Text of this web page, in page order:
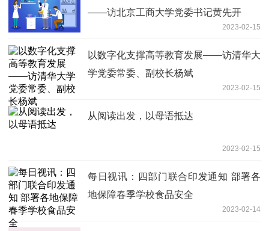
——访北京工商大学党委书记黄先开
2023-02-15
以数字化支撑高等教育发展——访清华大
学党委常委、副校长杨斌
2023-02-15
从阅读出发，以母语抵达
2023-02-15
每日视讯：四部门联合印发通知 部署各
地保障春季学校食品安全
2023-02-14